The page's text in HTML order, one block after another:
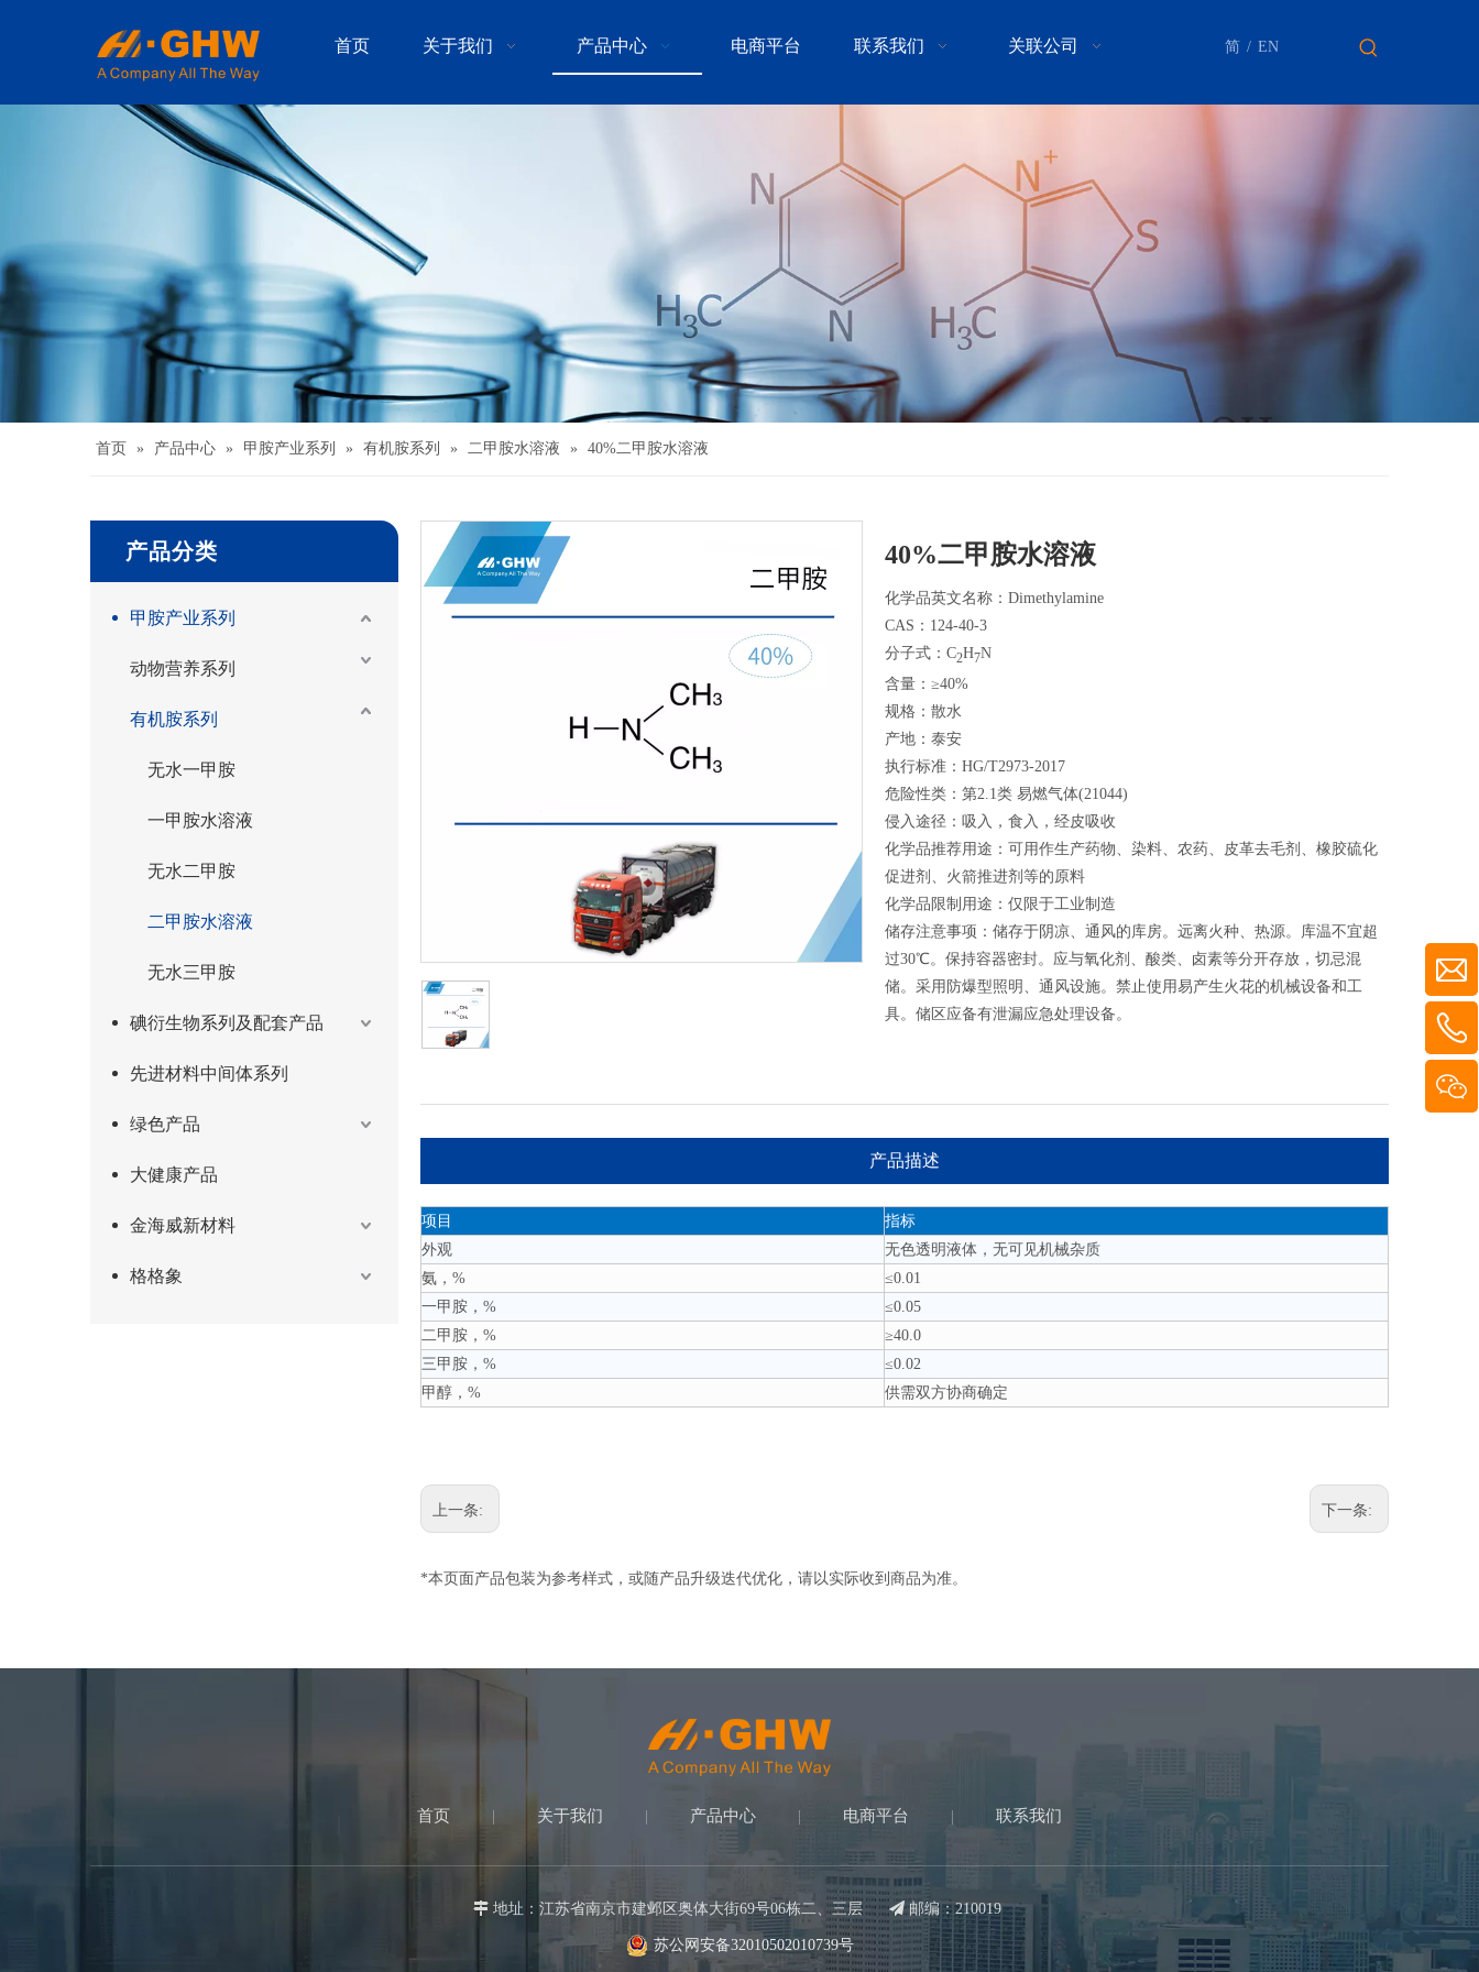
首页 关于我们 产品中心 电商平台 联系我们 关联公司 简 / EN
首页 » 产品中心 » 甲胺产业系列 » 有机胺系列 » 二甲胺水溶液 » 40%二甲胺水溶液
产品分类
甲胺产业系列
动物营养系列
有机胺系列
无水一甲胺
一甲胺水溶液
无水二甲胺
二甲胺水溶液
无水三甲胺
碘衍生物系列及配套产品
先进材料中间体系列
绿色产品
大健康产品
金海威新材料
格格象
40%二甲胺水溶液
化学品英文名称：Dimethylamine
CAS：124-40-3
分子式：C2H7N
含量：≥40%
规格：散水
产地：泰安
执行标准：HG/T2973-2017
危险性类：第2.1类 易燃气体(21044)
侵入途径：吸入，食入，经皮吸收
化学品推荐用途：可用作生产药物、染料、农药、皮革去毛剂、橡胶硫化
促进剂、火箭推进剂等的原料
化学品限制用途：仅限于工业制造
储存注意事项：储存于阴凉、通风的库房。远离火种、热源。库温不宜超
过30℃。保持容器密封。应与氧化剂、酸类、卤素等分开存放，切忌混
储。采用防爆型照明、通风设施。禁止使用易产生火花的机械设备和工
具。储区应备有泄漏应急处理设备。
产品描述
项目
指标
外观
无色透明液体，无可见机械杂质
氨，%
≤0.01
一甲胺，%
≤0.05
二甲胺，%
≥40.0
三甲胺，%
≤0.02
甲醇，%
供需双方协商确定
上一条: 下一条:
*本页面产品包装为参考样式，或随产品升级迭代优化，请以实际收到商品为准。
首页 | 关于我们 | 产品中心 | 电商平台 | 联系我们
 地址：江苏省南京市建邺区奥体大街69号06栋二、三层邮编：210019
苏公网安备32010502010739号